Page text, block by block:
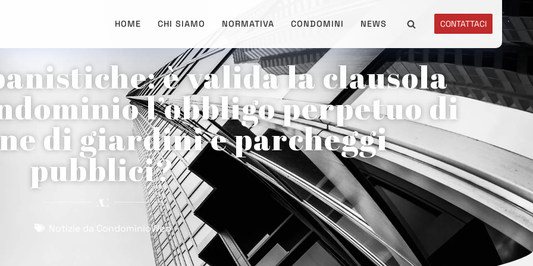
HOME CHI SIAMO NORMATIVA CONDOMINI NEWS CONTATTACI
è valida la clausola
l’obbligo perpetuo di
di giardini e parcheggi
pubblici?
Notizie da CondominioWeb